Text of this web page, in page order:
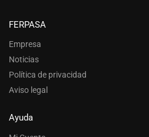
FERPASA
Empresa
Noticias
Política de privacidad
Aviso legal
Ayuda